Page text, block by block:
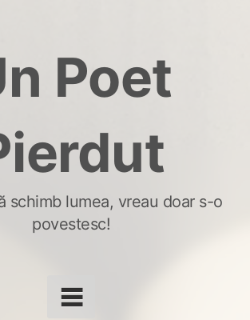
Poet
schimb lumea, vreau doar s-o
povestesc!